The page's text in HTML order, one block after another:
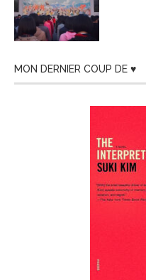
MON DERNIER COUP DE ♥